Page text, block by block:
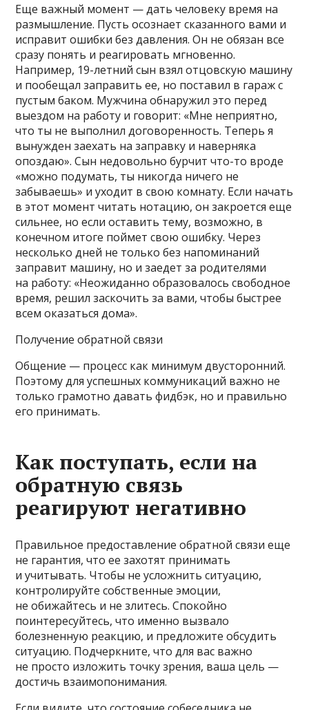
Еще важный момент — дать человеку время на
размышление. Пусть осознает сказанного вами и
исправит ошибки без давления. Он не обязан все
сразу понять и реагировать мгновенно.
Например, 19-летний сын взял отцовскую машину
и пообещал заправить ее, но поставил в гараж с
пустым баком. Мужчина обнаружил это перед
выездом на работу и говорит: «Мне неприятно,
что ты не выполнил договоренность. Теперь я
вынужден заехать на заправку и наверняка
опоздаю». Сын недовольно бурчит что-то вроде
«можно подумать, ты никогда ничего не
забываешь» и уходит в свою комнату. Если начать
в этот момент читать нотацию, он закроется еще
сильнее, но если оставить тему, возможно, в
конечном итоге поймет свою ошибку. Через
несколько дней не только без напоминаний
заправит машину, но и заедет за родителями
на работу: «Неожиданно образовалось свободное
время, решил заскочить за вами, чтобы быстрее
всем оказаться дома».
Получение обратной связи
Общение — процесс как минимум двусторонний.
Поэтому для успешных коммуникаций важно не
только грамотно давать фидбэк, но и правильно
его принимать.
Как поступать, если на
обратную связь
реагируют негативно
Правильное предоставление обратной связи еще
не гарантия, что ее захотят принимать
и учитывать. Чтобы не усложнить ситуацию,
контролируйте собственные эмоции,
не обижайтесь и не злитесь. Спокойно
поинтересуйтесь, что именно вызвало
болезненную реакцию, и предложите обсудить
ситуацию. Подчеркните, что для вас важно
не просто изложить точку зрения, ваша цель —
достичь взаимопонимания.